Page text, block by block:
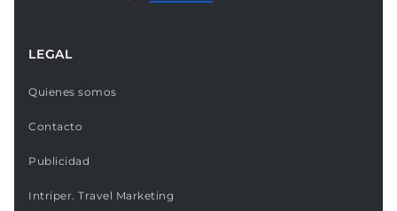
LEGAL
Quienes somos
Contacto
Publicidad
Intriper. Travel Marketing